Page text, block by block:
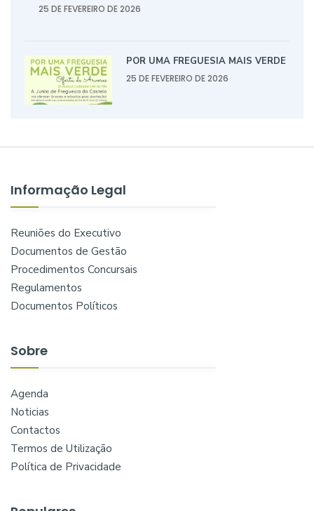
25 DE FEVEREIRO DE 2026
POR UMA FREGUESIA MAIS VERDE
25 DE FEVEREIRO DE 2026
Informação Legal
Reuniões do Executivo
Documentos de Gestão
Procedimentos Concursais
Regulamentos
Documentos Políticos
Sobre
Agenda
Noticias
Contactos
Termos de Utilização
Política de Privacidade